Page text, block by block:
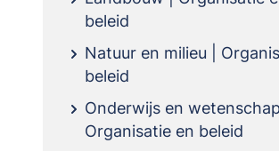
beleid
Natuur en milieu |
beleid
Onderwijs en wetenschap
Organisatie en beleid